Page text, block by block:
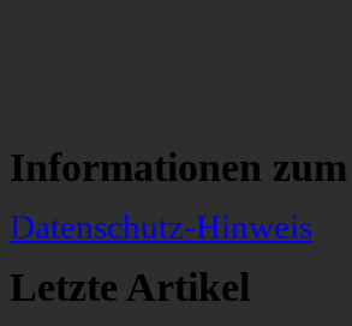
Informationen
Datenschutz-Hinweis
Letzte Artikel